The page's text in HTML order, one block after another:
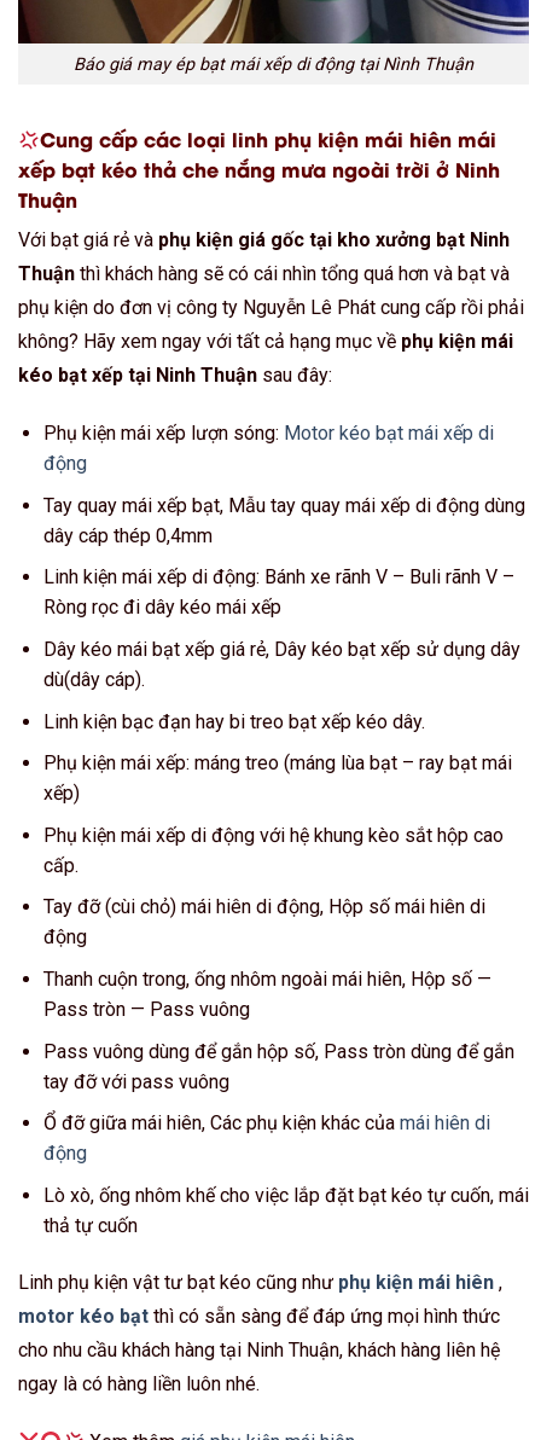
Báo giá may ép bạt mái xếp di động tại Nình Thuận
Cung cấp các loại linh phụ kiện mái hiên mái
xếp bạt kéo thả che nắng mưa ngoài trời ở Ninh
Thuận
Với bạt giá rẻ và phụ kiện giá gốc tại kho xưởng bạt Ninh
Thuận thì khách hàng sẽ có cái nhìn tổng quá hơn và bạt và
phụ kiện do đơn vị công ty Nguyễn Lê Phát cung cấp rồi phải
không? Hãy xem ngay với tất cả hạng mục về phụ kiện mái
kéo bạt xếp tại Ninh Thuận sau đây:
Phụ kiện mái xếp lượn sóng: Motor kéo bạt mái xếp di
động
Tay quay mái xếp bạt, Mẫu tay quay mái xếp di động dùng
dây cáp thép 0,4mm
Linh kiện mái xếp di động: Bánh xe rãnh V – Buli rãnh V –
Ròng rọc đi dây kéo mái xếp
Dây kéo mái bạt xếp giá rẻ, Dây kéo bạt xếp sử dụng dây
dù(dây cáp).
Linh kiện bạc đạn hay bi treo bạt xếp kéo dây.
Phụ kiện mái xếp: máng treo (máng lùa bạt – ray bạt mái
xếp)
Phụ kiện mái xếp di động với hệ khung kèo sắt hộp cao
cấp.
Tay đỡ (cùi chỏ) mái hiên di động, Hộp số mái hiên di
động
Thanh cuộn trong, ống nhôm ngoài mái hiên, Hộp số —
Pass tròn — Pass vuông
Pass vuông dùng để gắn hộp số, Pass tròn dùng để gắn
tay đỡ với pass vuông
Ổ đỡ giữa mái hiên, Các phụ kiện khác của mái hiên di
động
Lò xò, ống nhôm khế cho việc lắp đặt bạt kéo tự cuốn, mái
thả tự cuốn
Linh phụ kiện vật tư bạt kéo cũng như phụ kiện mái hiên ,
motor kéo bạt thì có sẵn sàng để đáp ứng mọi hình thức
cho nhu cầu khách hàng tại Ninh Thuận, khách hàng liên hệ
ngay là có hàng liền luôn nhé.